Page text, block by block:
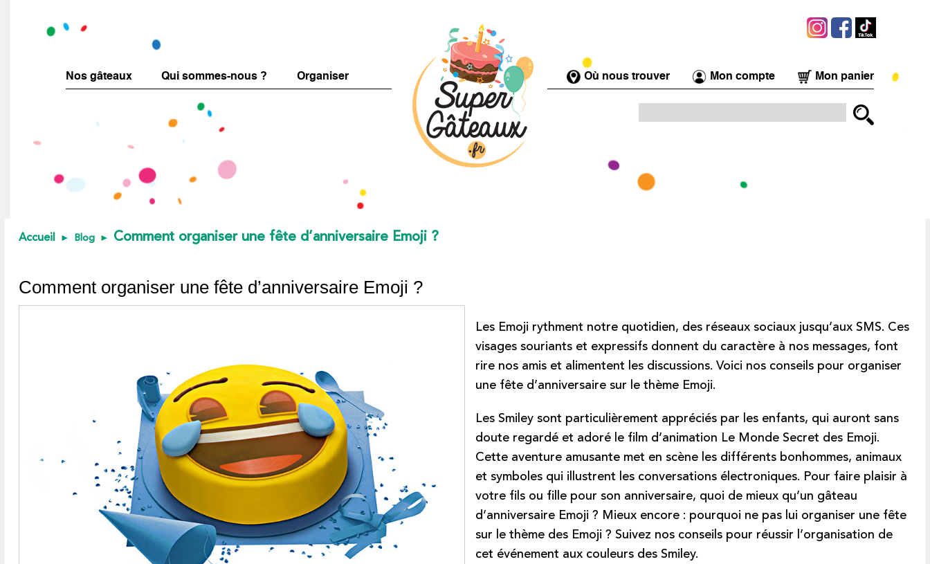
Nos gâteaux Qui sommes-nous ? Organiser Où nous trouver Mon compte Mon panier
Accueil Blog Comment organiser une fête d’anniversaire Emoji ?
Comment organiser une fête d’anniversaire Emoji ?
Les Emoji rythment notre quotidien, des réseaux sociaux jusqu’aux SMS. Ces
visages souriants et expressifs donnent du caractère à nos messages, font
rire nos amis et alimentent les discussions. Voici nos conseils pour organiser
une fête d’anniversaire sur le thème Emoji.
Les Smiley sont particulièrement appréciés par les enfants, qui auront sans
doute regardé et adoré le film d’animation Le Monde Secret des Emoji.
Cette aventure amusante met en scène les différents bonhommes, animaux
et symboles qui illustrent les conversations électroniques. Pour faire plaisir à
votre fils ou fille pour son anniversaire, quoi de mieux qu’un gâteau
d’anniversaire Emoji ? Mieux encore : pourquoi ne pas lui organiser une fête
sur le thème des Emoji ? Suivez nos conseils pour réussir l’organisation de
cet événement aux couleurs des Smiley.